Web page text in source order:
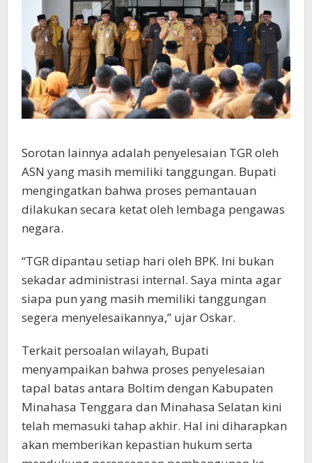
Sorotan lainnya adalah penyelesaian TGR oleh
ASN yang masih memiliki tanggungan. Bupati
mengingatkan bahwa proses pemantauan
dilakukan secara ketat oleh lembaga pengawas
negara.
“TGR dipantau setiap hari oleh BPK. Ini bukan
sekadar administrasi internal. Saya minta agar
siapa pun yang masih memiliki tanggungan
segera menyelesaikannya,” ujar Oskar.
Terkait persoalan wilayah, Bupati
menyampaikan bahwa proses penyelesaian
tapal batas antara Boltim dengan Kabupaten
Minahasa Tenggara dan Minahasa Selatan kini
telah memasuki tahap akhir. Hal ini diharapkan
akan memberikan kepastian hukum serta